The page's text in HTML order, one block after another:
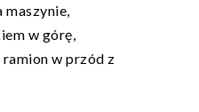
maszynie,
w górę,
ramion w przód z